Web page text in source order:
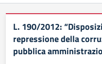
L. 190/2012:
repressione della
pubblica